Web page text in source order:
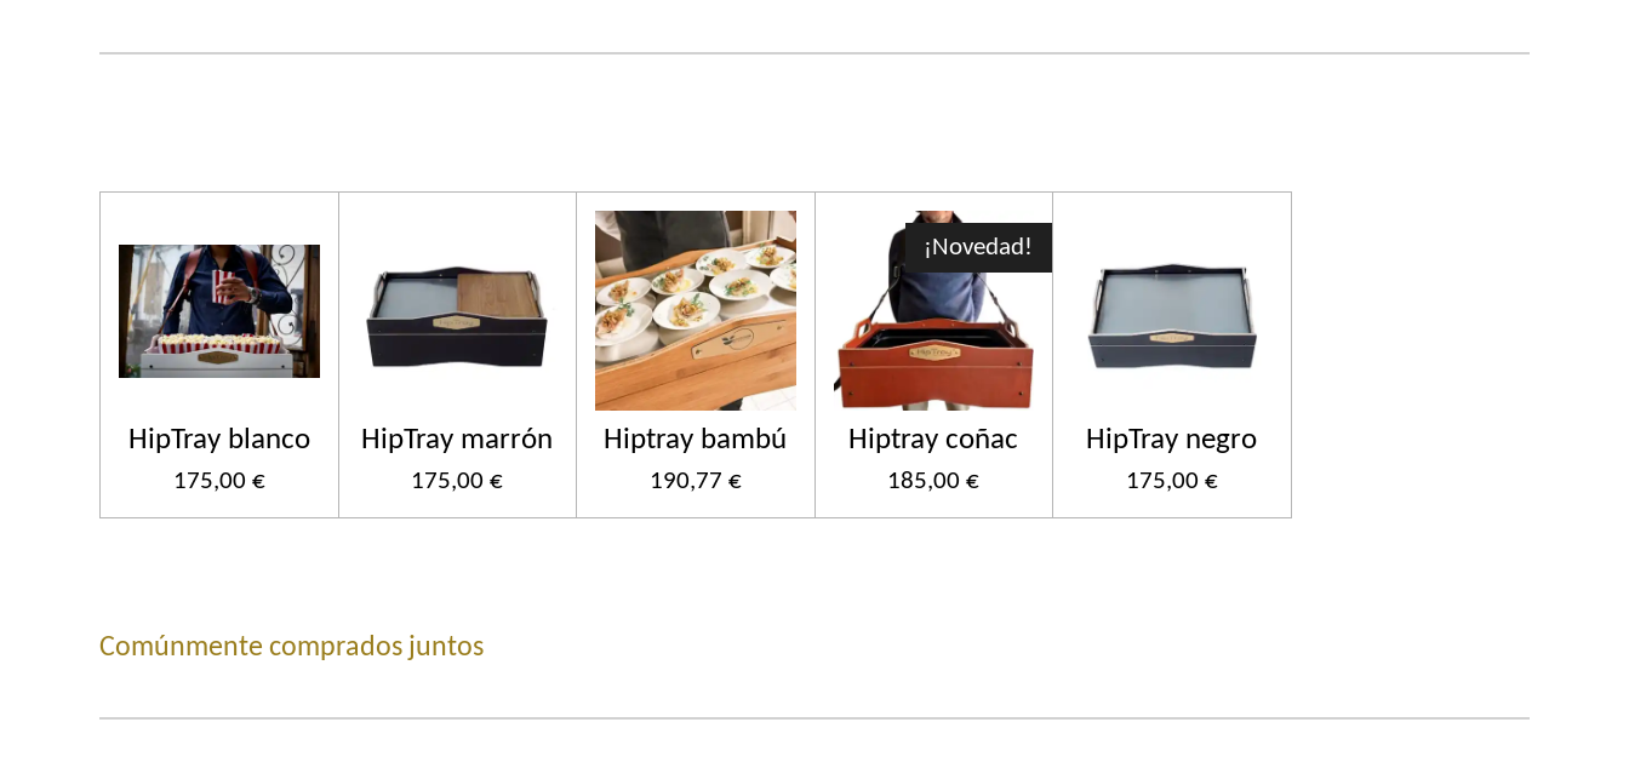
HipTray blanco
175,00 €
HipTray marrón
175,00 €
Hiptray bambú
190,77 €
¡Novedad!
Hiptray coñac
185,00 €
HipTray negro
175,00 €
Comúnmente comprados juntos